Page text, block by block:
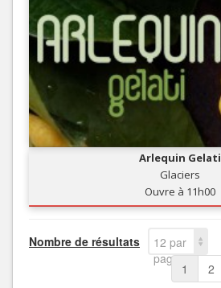
Arlequin Gelati
Glaciers
Ouvre à 11h00
Nombre de résultats
12 par
page
1 2